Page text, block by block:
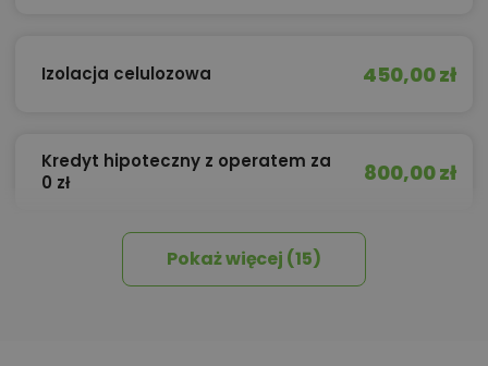
Izolacja celulozowa 450,00 zł
Kredyt hipoteczny z operatem za
0 zł
800,00 zł
Okna, żaluzje, roletyPokaż więcej (15)